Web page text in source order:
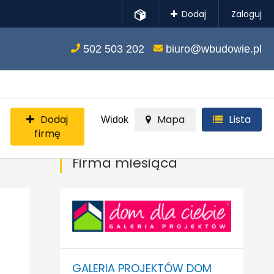
Dodaj Zaloguj
502 503 202 biuro@wbudowie.pl
Dodaj
firmę
Widok Mapa Lista
Firma miesiąca
GALERIA PROJEKTÓW DOM